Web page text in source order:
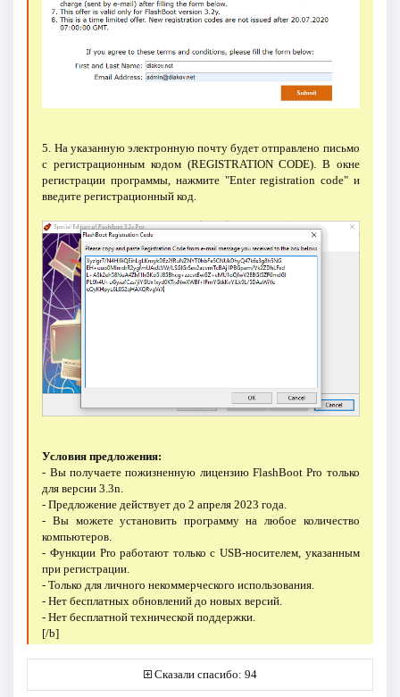
5. На указанную электронную почту будет отправлено письмо
с регистрационным кодом (REGISTRATION CODE). В окне
регистрации программы, нажмите "Enter registration code" и
введите регистрационный код.
Условия предложения:
- Вы получаете пожизненную лицензию FlashBoot Pro только
для версии 3.3n.
- Предложение действует до 2 апреля 2023 года.
- Вы можете установить программу на любое количество
компьютеров.
- Функции Pro работают только с USB-носителем, указанным
при регистрации.
- Только для личного некоммерческого использования.
- Нет бесплатных обновлений до новых версий.
- Нет бесплатной технической поддержки.
[/b]
Сказали спасибо: 94